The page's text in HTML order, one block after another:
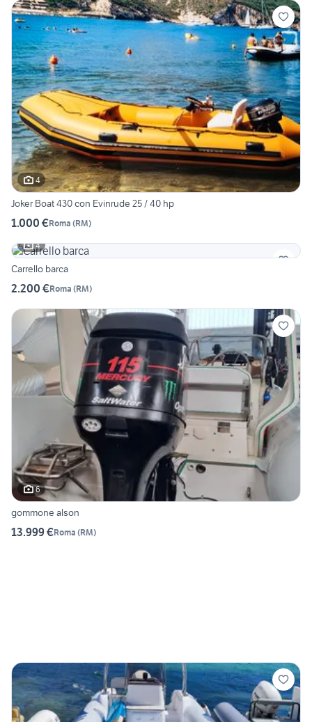
4
Joker Boat 430 con Evinrude 25 / 40 hp
1.000 €Roma (RM)
4
Carrello barca
2.200 €Roma (RM)
6
gommone alson
13.999 €Roma (RM)